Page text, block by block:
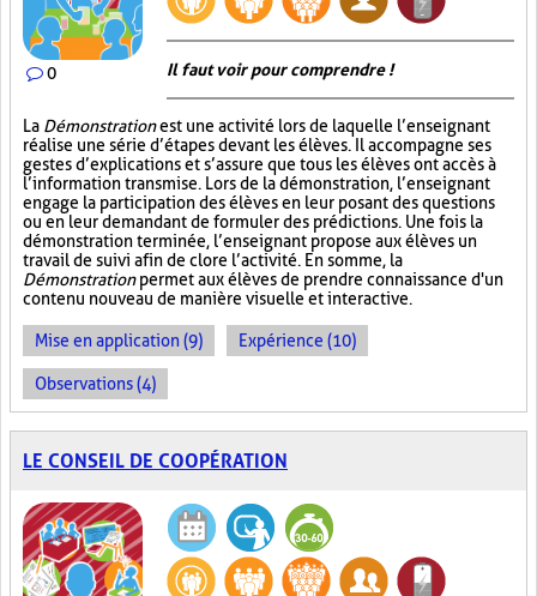
0 Il faut voir pour comprendre !
La Démonstrationest une activité lors de laquelle l’enseignant
réalise une série d’étapes devant les élèves. Il accompagne ses
gestes d’explications et s’assure que tous les élèves ont accès à
l’information transmise. Lors de la démonstration, l’enseignant
engage la participation des élèves en leur posant des questions
ou en leur demandant de formuler des prédictions. Une fois la
démonstration terminée, l’enseignant propose aux élèves un
travail de suivi afin de clore l’activité. En somme, la
Démonstrationpermet aux élèves de prendre connaissance d'un
contenu nouveau de manière visuelle et interactive.
Mise en application (9) Expérience (10)
Observations (4)
LE CONSEIL DE COOPÉRATION